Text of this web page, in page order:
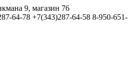
9, магазин 76
64-78 +7(343)287-64-58 8-950-651-